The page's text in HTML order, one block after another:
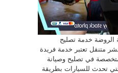
الروضة خدمة تصليح
متنقل تعتبر خدمة فريدة
في تصليح وصيانة
تحدث للسيارات بطريقة